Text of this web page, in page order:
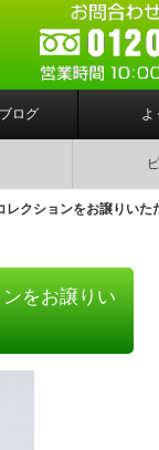
ブログ よ
クションをお譲りいた
をお譲りい